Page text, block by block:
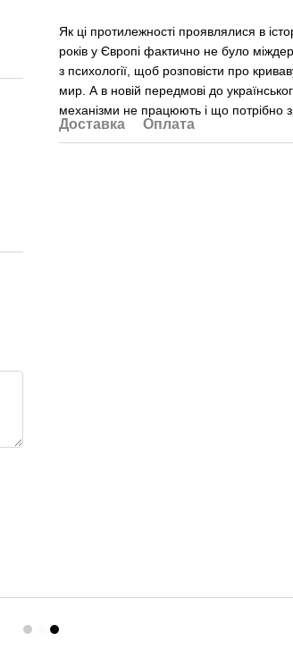
Як ці протилежності проявлялися в
років у Європі фактично не було
з психології, щоб розповісти про
мир. А в новій передмові до
механізми не працюють і що потрібно
Доставка Оплата